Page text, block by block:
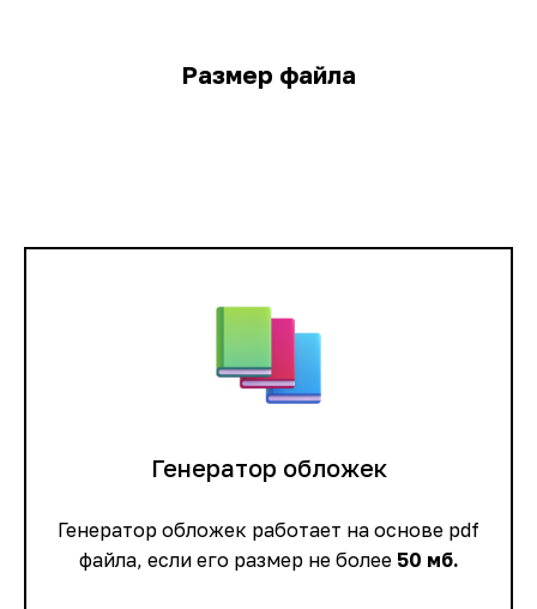
Размер файла
Генератор обложек
Генератор обложек работает на основе pdf
файла, если его размер не более 50 мб.